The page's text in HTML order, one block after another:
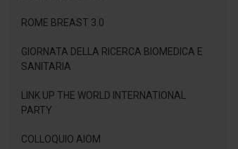
ROME BREAST 3.0
GIORNATA DELLA RICERCA BIOMEDICA E
SANITARIA
LINK UP THE WORLD INTERNATIONAL
PARTY
COLLOQUIO AIOM